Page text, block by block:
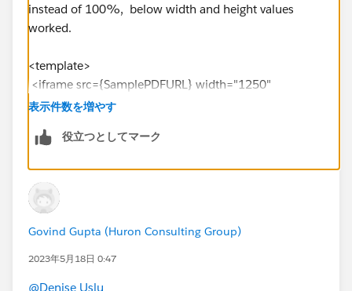
instead of 100%, below width and height values
worked.
<template>
<iframe src={SamplePDFURL} width="1250"
height="700"></iframe>
表示件数を増やす
役立つとしてマーク
Govind Gupta (Huron Consulting Group)
2023年5月18日 0:47
@Denise Uslu